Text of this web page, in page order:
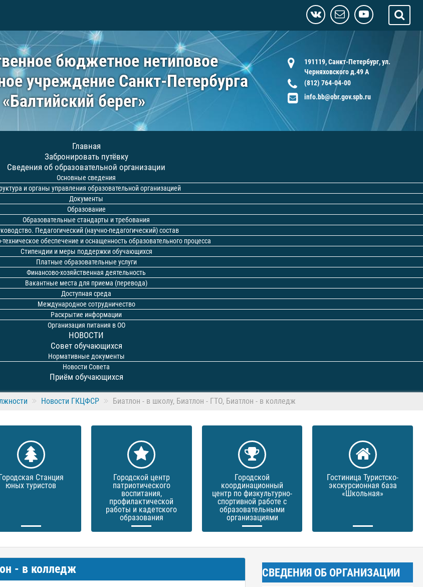
бюджетное нетиповое
учреждение Санкт-Петербурга
«Балтийский берег»
191119, Санкт-Петербург, ул.
Черняховского д.49 А
(812) 764-04-00
info.bb@obr.gov.spb.ru
Главная
Забронировать путёвку
Сведения об образовательной организации
Основные сведения
и органы управления образовательной организацией
Документы
Образование
Образовательные стандарты и требования
Педагогический (научно-педагогический) состав
обеспечение и оснащенность образовательного процесса
Стипендии и меры поддержки обучающихся
Платные образовательные услуги
Финансово-хозяйственная деятельность
Вакантные места для приема (перевода)
Доступная среда
Международное сотрудничество
Раскрытие информации
Организация питания в ОО
НОВОСТИ
Совет обучающихся
Нормативные документы
Новости Совета
Приём обучающихся
Новости ГКЦФСР Биатлон - в школу, Биатлон - ГТО, Биатлон - в колледж
Станция
юных туристов
Городской центр
патриотического
воспитания,
профилактической
работы и кадетского
образования
Городской
координационный
центр по физкультурно-
спортивной работе с
образовательными
организациями
Гостиница Туристско-
экскурсионная база
«Школьная»
- в колледж СВЕДЕНИЯ ОБ ОРГАНИЗАЦИИ